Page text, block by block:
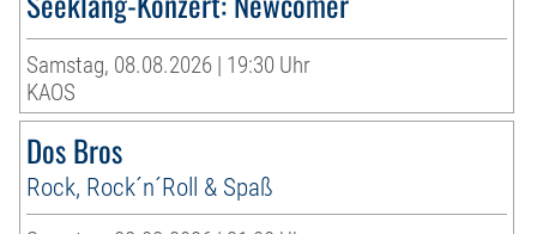
Samstag, 08.08.2026 | 19:30 Uhr
KAOS
Dos Bros
Rock, Rock´n´Roll & Spaß